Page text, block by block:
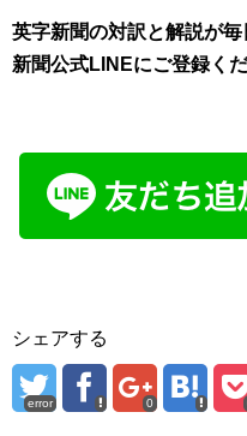
英字新聞の対訳と解説が
新聞公式LINEにご登録く
シェアする
error 0